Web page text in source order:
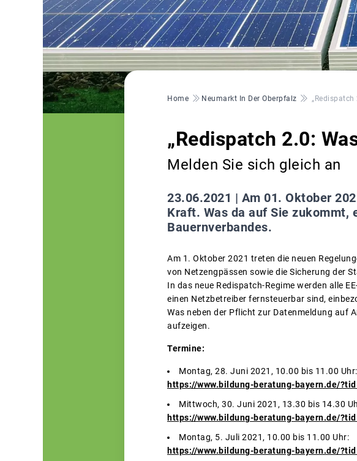
Pfadnavigation
Home Neumarkt In Der Oberpfalz
„Redispatch 2.0:
Melden Sie sich gleich an
23.06.2021 | Am 01. Oktober
Kraft. Was da auf Sie zukommt,
Bauernverbandes.
Am 1. Oktober 2021 treten die neuen
von Netzengpässen sowie die Sicherung der
In das neue Redispatch-Regime werden alle
einen Netzbetreiber fernsteuerbar sind,
Was neben der Pflicht zur Datenmeldung auf
aufzeigen.
Termine:
Montag, 28. Juni 2021, 10.00 bis 11.00 Uhr:
https://www.bildung-beratung-bayern.de/
Mittwoch, 30. Juni 2021, 13.30 bis 14.30
https://www.bildung-beratung-bayern.de/
Montag, 5. Juli 2021, 10.00 bis 11.00 Uhr:
https://www.bildung-beratung-bayern.de/